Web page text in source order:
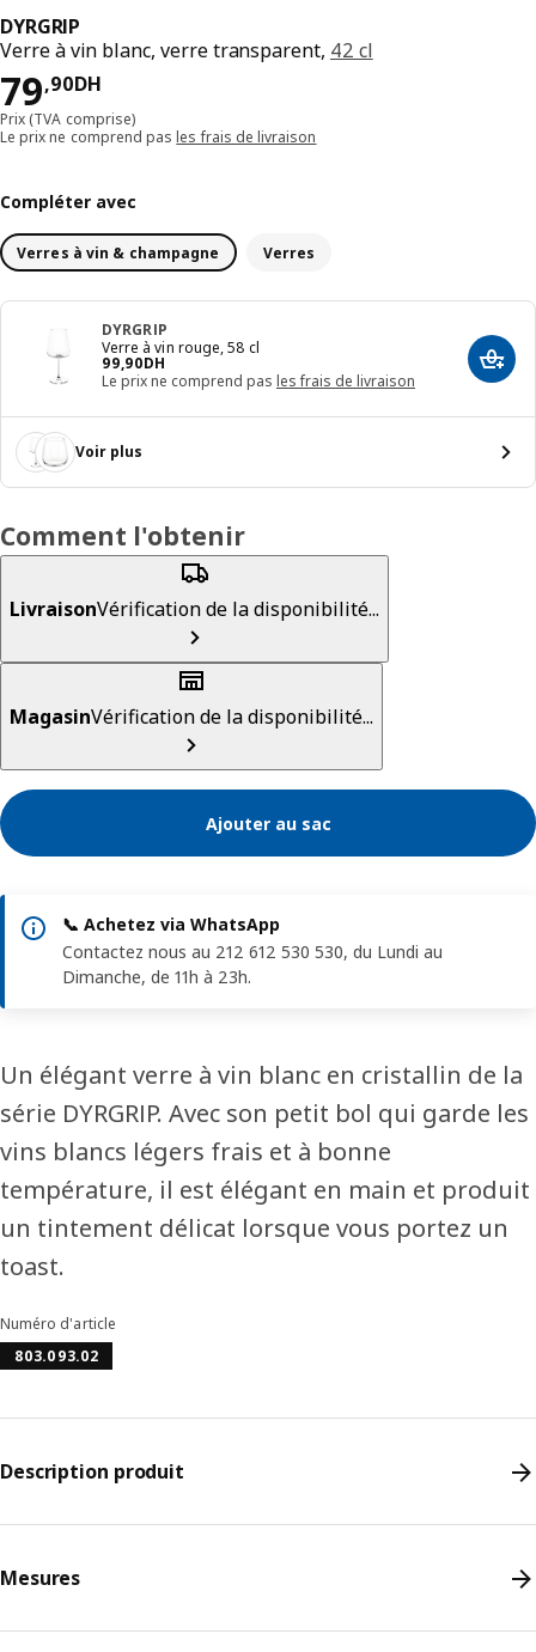
DYRGRIP
Verre à vin blanc, verre transparent, 42 cl
79,90DH
79,90DH
Prix (TVA comprise)
Le prix ne comprend pasles frais de livraison
Compléter avec
Verres à vin & champagne Verres
DYRGRIP
Verre à vin rouge, 58 cl
99,90DH
99,90DH
Le prix ne comprend pas les frais de livraison
Voir plus
Comment l'obtenir
LivraisonVérification de la disponibilité...
MagasinVérification de la disponibilité...
Ajouter au sac
📞 Achetez via WhatsApp
Contactez nous au 212 612 530 530, du Lundi au
Dimanche, de 11h à 23h.
Un élégant verre à vin blanc en cristallin de la
série DYRGRIP. Avec son petit bol qui garde les
vins blancs légers frais et à bonne
température, il est élégant en main et produit
un tintement délicat lorsque vous portez un
toast.
Numéro d'article
803.093.02
Description produit
Mesures